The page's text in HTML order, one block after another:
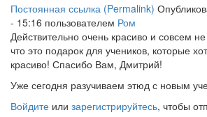
Постоянная ссылка (Permalink)
- 15:16 пользователем Ром
Действительно очень красиво и совсем
что это подарок для учеников, которые
красиво! Спасибо Вам, Дмитрий!
Уже сегодня разучиваем этюд с новым
Войдите или зарегистрируйтесь, чтобы